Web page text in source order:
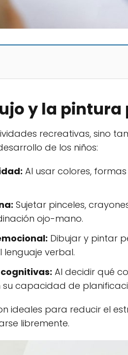
y la pintura
recreativas, sino
de los niños:
Al usar colores,
Sujetar pinceles,
ojo-mano.
Dibujar y pintar
lenguaje verbal.
Al decidir qué
su capacidad de
ideales para reducir el
libremente.